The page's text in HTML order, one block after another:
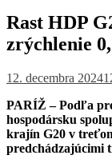
Rast HDP
zrýchlenie
12. decembra 2024
PARÍŽ – Podľa
hospodársku
krajín G20 v
predchádzajúcimi